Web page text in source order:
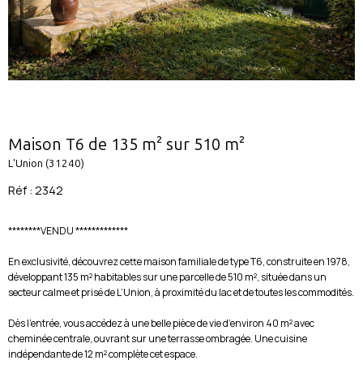
Maison T6 de 135 m² sur 510 m²
L'Union (31240)
Réf : 2342
********VENDU *************
En exclusivité, découvrez cette maison familiale de type T6, construite en 1978,
développant 135 m² habitables sur une parcelle de 510 m², située dans un
secteur calme et prisé de L’Union, à proximité du lac et de toutes les commodités.
Dès l’entrée, vous accédez à une belle pièce de vie d’environ 40 m² avec
cheminée centrale, ouvrant sur une terrasse ombragée. Une cuisine
indépendante de 12 m² complète cet espace.